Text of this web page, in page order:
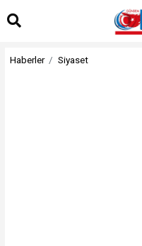
Haberler Siyaset